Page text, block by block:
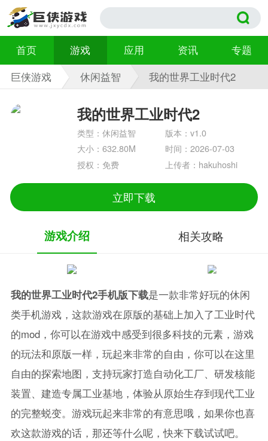
首页 游戏 应用 资讯
专题
巨侠游戏
休闲益智
我的世界工业时代2
我的世界工业时代2
类型：休闲益智
版本：v1.0
大小：632.80M
时间：2026-07-03
授权：免费
上传者：hakuhoshi
立即下载
游戏介绍 相关攻略
我的世界工业时代2手机版下载是一款非常好玩的休闲
类手机游戏，这款游戏在原版的基础上加入了工业时代
的mod，你可以在游戏中感受到很多科技的元素，游戏
的玩法和原版一样，玩起来非常的自由，你可以在这里
自由的探索地图，支持玩家打造自动化工厂、研发核能
装置、建造专属工业基地，体验从原始生存到现代工业
的完整蜕变。游戏玩起来非常的有意思哦，如果你也喜
欢这款游戏的话，那还等什么呢，快来下载试试吧。